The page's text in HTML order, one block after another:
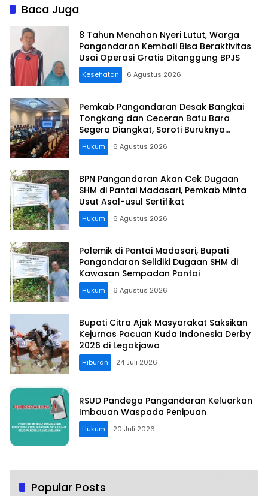
Legokjawa
Baca Juga
8 Tahun Menahan Nyeri Lutut, Warga
Pangandaran Kembali Bisa Beraktivitas
Usai Operasi Gratis Ditanggung BPJS
Kesehatan 6 Agustus 2026
Pemkab Pangandaran Desak Bangkai
Tongkang dan Ceceran Batu Bara
Segera Diangkat, Soroti Buruknya
Koordinasi Perusahaan
Hukum 6 Agustus 2026
BPN Pangandaran Akan Cek Dugaan
SHM di Pantai Madasari, Pemkab Minta
Usut Asal-usul Sertifikat
Hukum 6 Agustus 2026
Polemik di Pantai Madasari, Bupati
Pangandaran Selidiki Dugaan SHM di
Kawasan Sempadan Pantai
Hukum 6 Agustus 2026
Bupati Citra Ajak Masyarakat Saksikan
Kejurnas Pacuan Kuda Indonesia Derby
2026 di Legokjawa
Hiburan 24 Juli 2026
RSUD Pandega Pangandaran Keluarkan
Imbauan Waspada Penipuan
Hukum 20 Juli 2026
Popular Posts